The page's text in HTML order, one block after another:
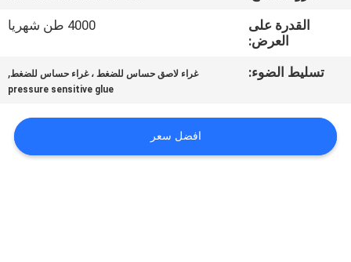
القضايا
اطلب
عرض
أسعار
القدرة على
العرض:
4000 طن شهريا
تسليط الضوء: غراء لاصق حساس للضغط ، غراء حساس للضغط,
pressure sensitive glue
افضل سعر